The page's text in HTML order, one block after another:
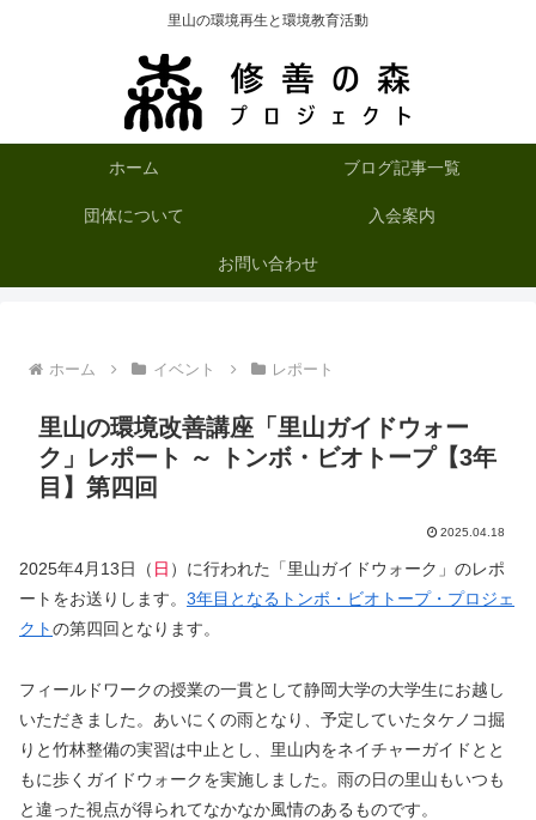
里山の環境再生と環境教育活動
ホーム ブログ記事一覧
団体について 入会案内
お問い合わせ
ホーム イベント レポート
里山の環境改善講座「里山ガイドウォー
ク」レポート ～ トンボ・ビオトープ【3年
目】第四回
2025.04.18
2025年4月13日（ 日 ）に行われた「里山ガイドウォーク」のレポ
ートをお送りします。 3年目となるトンボ・ビオトープ・プロジェ
クトの第四回となります。
フィールドワークの授業の一貫として静岡大学の大学生にお越し
いただきました。あいにくの雨となり、予定していたタケノコ掘
りと竹林整備の実習は中止とし、里山内をネイチャーガイドとと
もに歩くガイドウォークを実施しました。雨の日の里山もいつも
と違った視点が得られてなかなか風情のあるものです。